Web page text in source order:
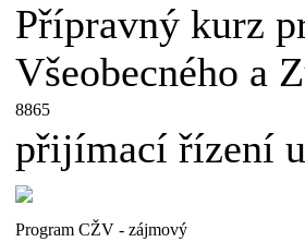
Přípravný kurz
Všeobecného a
8865
přijímací řízení
Program CŽV - zájmový